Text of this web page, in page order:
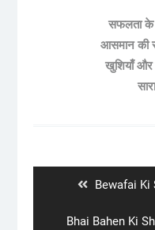
सफलता के
आसमान की
खुशियाँ और
Previous
Bewafai Ki
Next
Bhai Bahen Ki